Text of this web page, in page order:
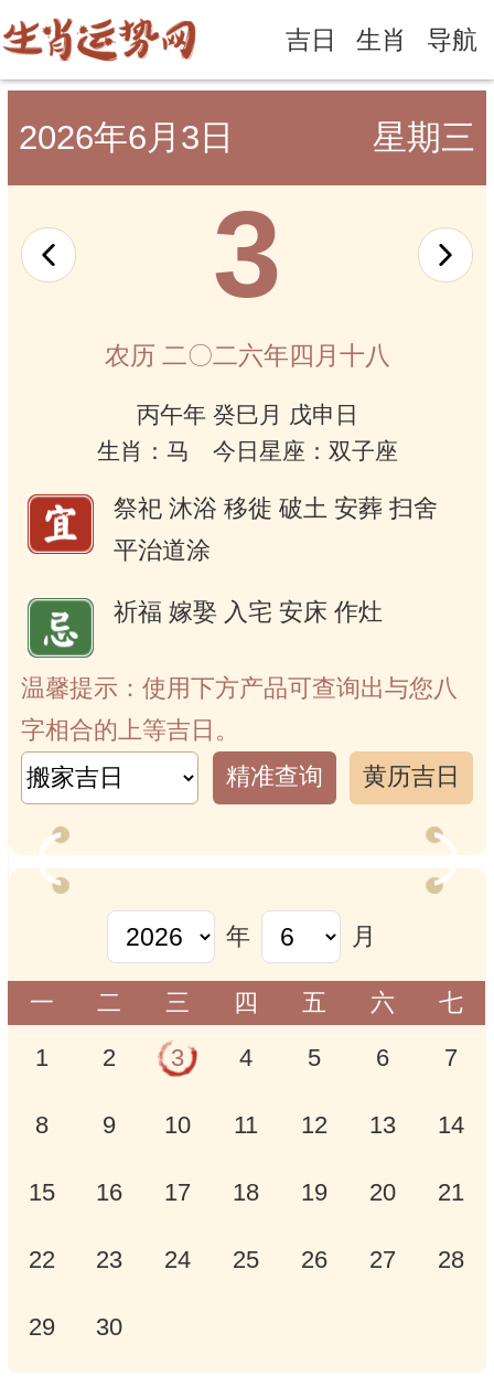
吉日 生肖 导航
2026年6月3日 星期三
3
农历 二〇二六年四月十八
丙午年 癸巳月 戊申日
生肖：马 今日星座：双子座
祭祀 沐浴 移徙 破土 安葬 扫舍
平治道涂
祈福 嫁娶 入宅 安床 作灶
温馨提示：使用下方产品可查询出与您八
字相合的上等吉日。
精准查询
黄历吉日
年 月
一 二 三 四 五 六 七
1 2 3 4 5 6 7
8 9 10 11 12 13 14
15 16 17 18 19 20 21
22 23 24 25 26 27 28
29 30